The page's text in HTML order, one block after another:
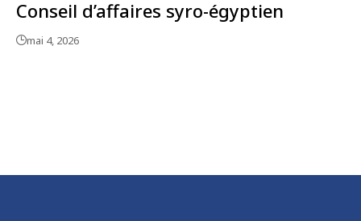
Conseil d’affaires syro-égyptien
mai 4, 2026